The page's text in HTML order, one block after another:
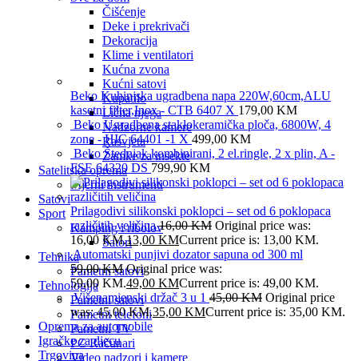
Čišćenje
Deke i prekrivači
Dekoracija
Klime i ventilatori
Kućna zvona
Kućni satovi
Kupatilo
Lična njega
Nadzorne kamere
Rasvjeta
Zamke za insekte
Satelitska oprema
Mjerni instrumenti
Satovi
Sport
Kamping i ribolov
Šatori
Tehnika
Pametni satovi
Tehnologija
Pametni satovi
Pametni telefoni
Pametni TV
PC Računari
Video nadzori i kamere
Beko Kuhinjska ugradbena napa 220W,60cm,ALU
kasetni filter,Inox - CTB 6407 X 179,00 KM
Beko Ugradbena staklokeramička ploča, 6800W, 4
zone - HIC 64401 -1 X 499,00 KM
Beko Štednjak kombinirani, 2 el.ringle, 2 x plin, A -
FSE 64320 DS 799,90 KM
Prilagodivi silikonski poklopci – set od 6 poklopaca
različitih veličina16,00KM Original price was:
16,00 KM.13,00 KMCurrent price is: 13,00 KM.
Automatski punjivi dozator sapuna od 300 ml
59,00KM Original price was:
59,00 KM.49,00 KMCurrent price is: 49,00 KM.
Višenamjenski držač 3 u 1 45,00KM Original price
was: 45,00 KM.35,00 KMCurrent price is: 35,00 KM.
Oprema za automobile
Igračke za djecu
Trgovina